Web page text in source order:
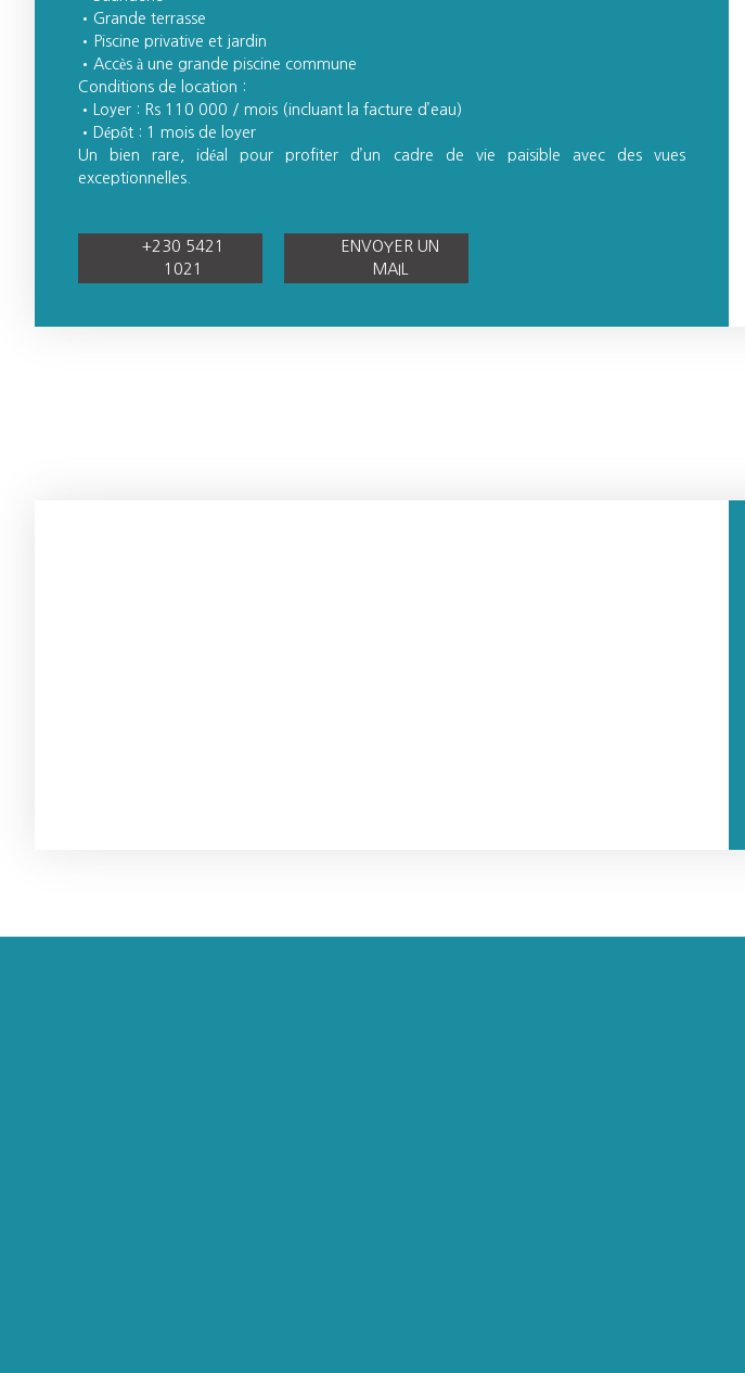
Grande terrasse
Piscine privative et jardin
Accès à une grande piscine commune
Conditions de location :
Loyer : Rs 110 000 / mois (incluant la facture d’eau)
Dépôt : 1 mois de loyer
Un bien rare, idéal pour profiter d’un cadre de vie paisible avec des vues
exceptionnelles.
+230 5421
1021
ENVOYER UN
MAIL